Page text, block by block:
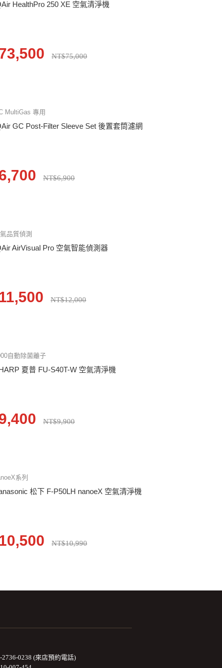
HealthPro 250 XE 空氣清淨機
NT$75,000
MultiGas 專用
GC Post-Filter Sleeve Set 後置套筒濾網
NT$6,900
品質偵測
AirVisual Pro 空氣智能偵測器
NT$12,000
自動除菌離子
夏普 FU-S40T-W 空氣清淨機
NT$9,900
系列
松下 F-P50LH nanoeX 空氣清淨機
NT$10,990
2736-0238 (來店預約電話)